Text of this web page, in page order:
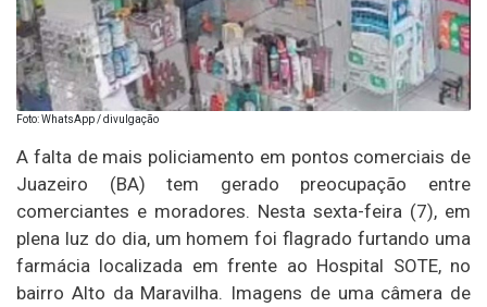
Foto: WhatsApp / divulgação
A falta de mais policiamento em pontos comerciais de
Juazeiro (BA) tem gerado preocupação entre
comerciantes e moradores. Nesta sexta-feira (7), em
plena luz do dia, um homem foi flagrado furtando uma
farmácia localizada em frente ao Hospital SOTE, no
bairro Alto da Maravilha. Imagens de uma câmera de